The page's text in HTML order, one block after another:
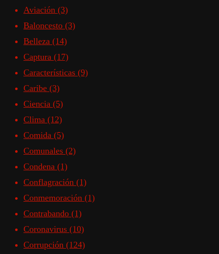
Aviación (3)
Baloncesto (3)
Belleza (14)
Captura (17)
Características (9)
Caribe (3)
Ciencia (5)
Clima (12)
Comida (5)
Comunales (2)
Condena (1)
Conflagración (1)
Conmemoración (1)
Contrabando (1)
Coronavirus (10)
Corrupción (124)